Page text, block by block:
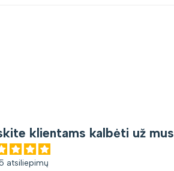
klientams kalbėti už mus
atsiliepimų